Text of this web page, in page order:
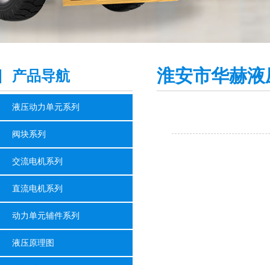
产品导航
液压动力单元系列
阀块系列
交流电机系列
直流电机系列
动力单元辅件系列
液压原理图
淮安市华赫